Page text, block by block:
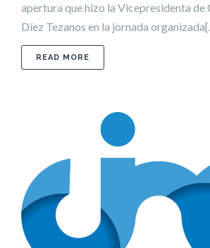
apertura que hizo la Vicepresidenta de
Díez Tezanos en la jornada
READ MORE